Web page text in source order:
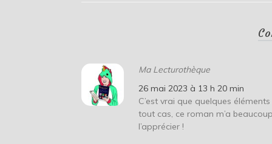
Ma Lecturothèque
26 mai 2023 à 13 h 20 min
C’est vrai que quelques
tout cas, ce roman m’a
l’apprécier !